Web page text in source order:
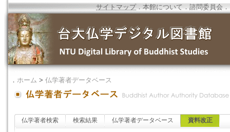
サイトマップ．本館について ．諮問委員会 ．
． ホーム > 仏学著者データベース
仏学著者検索 検索結果 仏学著者データベース 資料改正